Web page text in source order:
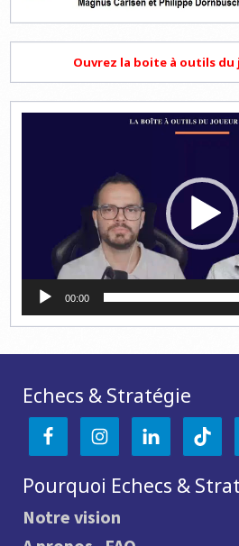
Ouvrez la boite à outils du
00:00
Echecs & Stratégie
Pourquoi Echecs &
Notre vision